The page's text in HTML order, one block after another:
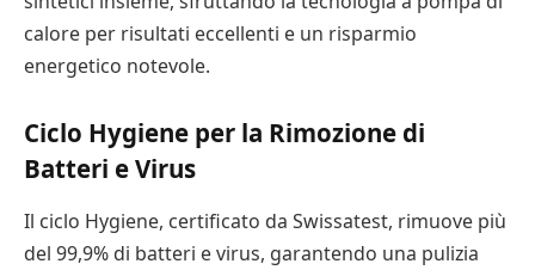
calore per risultati eccellenti e un risparmio
energetico notevole.
Ciclo Hygiene per la Rimozione di
Batteri e Virus
Il ciclo Hygiene, certificato da Swissatest, rimuove più
del 99,9% di batteri e virus, garantendo una pulizia